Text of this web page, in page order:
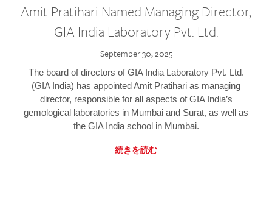
Amit Pratihari Named Managing Director,
GIA India Laboratory Pvt. Ltd.
September 30, 2025
The board of directors of GIA India Laboratory Pvt. Ltd.
(GIA India) has appointed Amit Pratihari as managing
director, responsible for all aspects of GIA India’s
gemological laboratories in Mumbai and Surat, as well as
the GIA India school in Mumbai.
続きを読む